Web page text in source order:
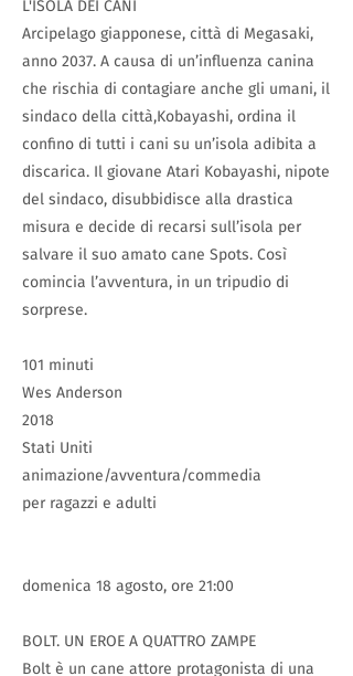
L'ISOLA DEI CANI
Arcipelago giapponese, città di Megasaki,
anno 2037. A causa di un’influenza canina
che rischia di contagiare anche gli umani, il
sindaco della città,Kobayashi, ordina il
confino di tutti i cani su un’isola adibita a
discarica. Il giovane Atari Kobayashi, nipote
del sindaco, disubbidisce alla drastica
misura e decide di recarsi sull’isola per
salvare il suo amato cane Spots. Così
comincia l’avventura, in un tripudio di
sorprese.
101 minuti
Wes Anderson
2018
Stati Uniti
animazione/avventura/commedia
per ragazzi e adulti
domenica 18 agosto, ore 21:00
BOLT. UN EROE A QUATTRO ZAMPE
Bolt è un cane attore protagonista di una